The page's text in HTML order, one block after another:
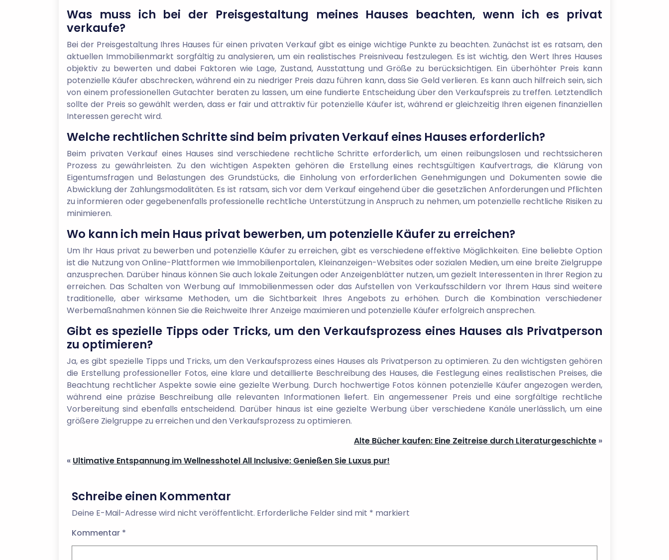
Was muss ich bei der Preisgestaltung meines Hauses beachten, wenn ich es privat
verkaufe?
Bei der Preisgestaltung Ihres Hauses für einen privaten Verkauf gibt es einige wichtige Punkte zu beachten. Zunächst ist es ratsam, den
aktuellen Immobilienmarkt sorgfältig zu analysieren, um ein realistisches Preisniveau festzulegen. Es ist wichtig, den Wert Ihres Hauses
objektiv zu bewerten und dabei Faktoren wie Lage, Zustand, Ausstattung und Größe zu berücksichtigen. Ein überhöhter Preis kann
potenzielle Käufer abschrecken, während ein zu niedriger Preis dazu führen kann, dass Sie Geld verlieren. Es kann auch hilfreich sein, sich
von einem professionellen Gutachter beraten zu lassen, um eine fundierte Entscheidung über den Verkaufspreis zu treffen. Letztendlich
sollte der Preis so gewählt werden, dass er fair und attraktiv für potenzielle Käufer ist, während er gleichzeitig Ihren eigenen finanziellen
Interessen gerecht wird.
Welche rechtlichen Schritte sind beim privaten Verkauf eines Hauses erforderlich?
Beim privaten Verkauf eines Hauses sind verschiedene rechtliche Schritte erforderlich, um einen reibungslosen und rechtssicheren
Prozess zu gewährleisten. Zu den wichtigen Aspekten gehören die Erstellung eines rechtsgültigen Kaufvertrags, die Klärung von
Eigentumsfragen und Belastungen des Grundstücks, die Einholung von erforderlichen Genehmigungen und Dokumenten sowie die
Abwicklung der Zahlungsmodalitäten. Es ist ratsam, sich vor dem Verkauf eingehend über die gesetzlichen Anforderungen und Pflichten
zu informieren oder gegebenenfalls professionelle rechtliche Unterstützung in Anspruch zu nehmen, um potenzielle rechtliche Risiken zu
minimieren.
Wo kann ich mein Haus privat bewerben, um potenzielle Käufer zu erreichen?
Um Ihr Haus privat zu bewerben und potenzielle Käufer zu erreichen, gibt es verschiedene effektive Möglichkeiten. Eine beliebte Option
ist die Nutzung von Online-Plattformen wie Immobilienportalen, Kleinanzeigen-Websites oder sozialen Medien, um eine breite Zielgruppe
anzusprechen. Darüber hinaus können Sie auch lokale Zeitungen oder Anzeigenblätter nutzen, um gezielt Interessenten in Ihrer Region zu
erreichen. Das Schalten von Werbung auf Immobilienmessen oder das Aufstellen von Verkaufsschildern vor Ihrem Haus sind weitere
traditionelle, aber wirksame Methoden, um die Sichtbarkeit Ihres Angebots zu erhöhen. Durch die Kombination verschiedener
Werbemaßnahmen können Sie die Reichweite Ihrer Anzeige maximieren und potenzielle Käufer erfolgreich ansprechen.
Gibt es spezielle Tipps oder Tricks, um den Verkaufsprozess eines Hauses als Privatperson
zu optimieren?
Ja, es gibt spezielle Tipps und Tricks, um den Verkaufsprozess eines Hauses als Privatperson zu optimieren. Zu den wichtigsten gehören
die Erstellung professioneller Fotos, eine klare und detaillierte Beschreibung des Hauses, die Festlegung eines realistischen Preises, die
Beachtung rechtlicher Aspekte sowie eine gezielte Werbung. Durch hochwertige Fotos können potenzielle Käufer angezogen werden,
während eine präzise Beschreibung alle relevanten Informationen liefert. Ein angemessener Preis und eine sorgfältige rechtliche
Vorbereitung sind ebenfalls entscheidend. Darüber hinaus ist eine gezielte Werbung über verschiedene Kanäle unerlässlich, um eine
größere Zielgruppe zu erreichen und den Verkaufsprozess zu optimieren.
Alte Bücher kaufen: Eine Zeitreise durch Literaturgeschichte »
« Ultimative Entspannung im Wellnesshotel All Inclusive: Genießen Sie Luxus pur!
Schreibe einen Kommentar
Deine E-Mail-Adresse wird nicht veröffentlicht. Erforderliche Felder sind mit * markiert
Kommentar *